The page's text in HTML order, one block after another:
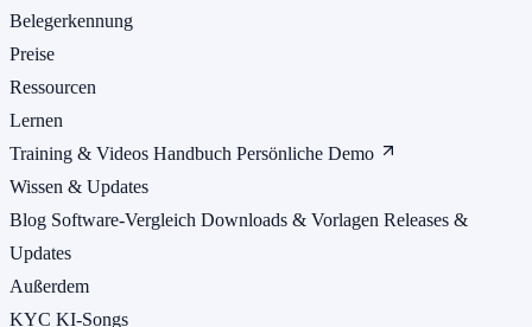
Belegerkennung
Preise
Ressourcen
Lernen
Training & Videos Handbuch Persönliche Demo
Wissen & Updates
Blog Software-Vergleich Downloads & Vorlagen Releases &
Updates
Außerdem
KYC KI-Songs